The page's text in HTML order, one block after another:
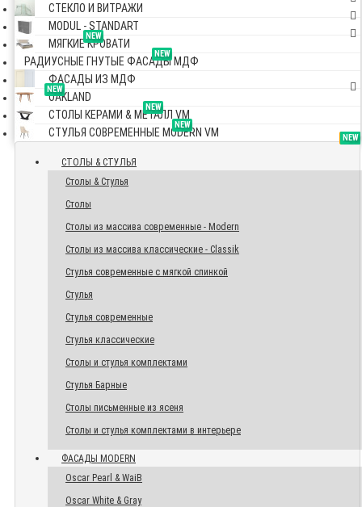
СТЕКЛО И ВИТРАЖИ
MODUL - STANDART
NEW
МЯГКИЕ КРОВАТИ
NEW
РАДИУСНЫЕ ГНУТЫЕ ФАСАДЫ МДФ
ФАСАДЫ ИЗ МДФ
NEW
OAKLAND
NEW
СТОЛЫ КЕРАМИ & МЕТАЛЛ VM
NEW
СТУЛЬЯ СОВРЕМЕННЫЕ MODERN VM TOP
СТОЛЫ & СТУЛЬЯ
Столы & Стулья
Столы
Столы из массива современные - Modern
Столы из массива классические - Classik
Стулья современные с мягкой спинкой
Стулья
Стулья современные
Стулья классические
Столы и стулья комплектами
Стулья Барные
Столы письменные из ясеня
Столы и стулья комплектами в интерьере
NEW
ФАСАДЫ MODERN
Oscar Pearl & WaiB
Oscar White & Gray
NEW
NEW